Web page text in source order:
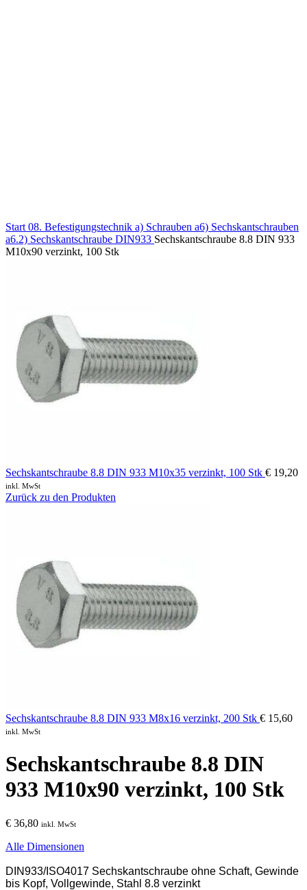
Start 08. Befestigungstechnik a) Schrauben a6) Sechskantschrauben
a6.2) Sechskantschraube DIN933 Sechskantschraube 8.8 DIN 933
M10x90 verzinkt, 100 Stk
Sechskantschraube 8.8 DIN 933 M10x35 verzinkt, 100 Stk € 19,20
inkl. MwSt
Zurück zu den Produkten
Sechskantschraube 8.8 DIN 933 M8x16 verzinkt, 200 Stk € 15,60
inkl. MwSt
Sechskantschraube 8.8 DIN
933 M10x90 verzinkt, 100 Stk
€ 36,80 inkl. MwSt
Alle Dimensionen
DIN933/ISO4017 Sechskantschraube ohne Schaft, Gewinde
bis Kopf, Vollgewinde, Stahl 8.8 verzinkt